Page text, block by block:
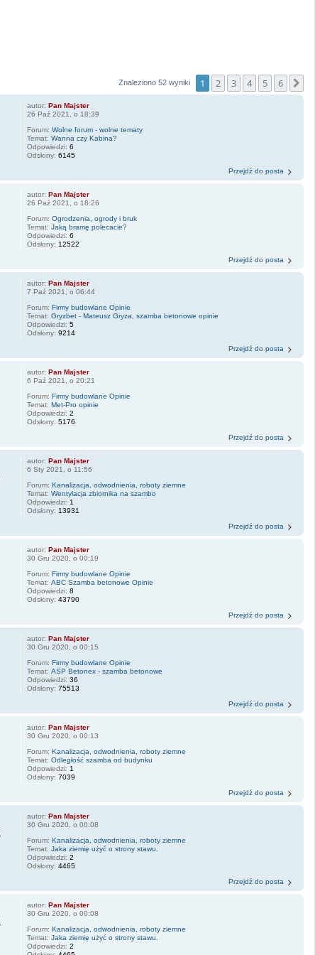
Znaleziono 52 wyniki 1 2 3 4 5 6
autor:Pan Majster
26 Paź 2021, o 18:39
Forum:Wolne forum - wolne tematy
Temat:Wanna czy Kabina?
Odpowiedzi:6
Odsłony:6145
Przejdź do posta
autor:Pan Majster
26 Paź 2021, o 18:26
Forum:Ogrodzenia, ogrody i bruk
Temat:Jaką bramę polecacie?
Odpowiedzi:6
Odsłony: 12522
Przejdź do posta
autor:Pan Majster
7 Paź 2021, o 06:44
Forum:Firmy budowlane Opinie
Temat:Gryzbet - Mateusz Gryza, szamba betonowe opinie
Odpowiedzi:5
Odsłony:9214
Przejdź do posta
autor:Pan Majster
6 Paź 2021, o 20:21
Forum:Firmy budowlane Opinie
Temat:Met-Pro opinie
Odpowiedzi:2
Odsłony:5176
Przejdź do posta
autor:Pan Majster
6 Sty 2021, o 11:56
Forum:Kanalizacja, odwodnienia, roboty ziemne
Temat:Wentylacja zbiornika na szambo
Odpowiedzi: 1
Odsłony: 13931
Przejdź do posta
autor:Pan Majster
30 Gru 2020, o 00:19
Forum:Firmy budowlane Opinie
Temat:ABC Szamba betonowe Opinie
Odpowiedzi:8
Odsłony:43790
Przejdź do posta
autor:Pan Majster
30 Gru 2020, o 00:15
Forum:Firmy budowlane Opinie
Temat:ASP Betonex - szamba betonowe
Odpowiedzi:36
Odsłony:75513
Przejdź do posta
autor:Pan Majster
30 Gru 2020, o 00:13
Forum:Kanalizacja, odwodnienia, roboty ziemne
Temat:Odległość szamba od budynku
Odpowiedzi: 1
Odsłony:7039
Przejdź do posta
autor:Pan Majster
30 Gru 2020, o 00:08
Forum:Kanalizacja, odwodnienia, roboty ziemne
Temat:Jaka ziemię użyć o strony stawu.
Odpowiedzi:2
Odsłony:4465
Przejdź do posta
autor:Pan Majster
30 Gru 2020, o 00:08
Forum:Kanalizacja, odwodnienia, roboty ziemne
Temat:Jaka ziemię użyć o strony stawu.
Odpowiedzi:2